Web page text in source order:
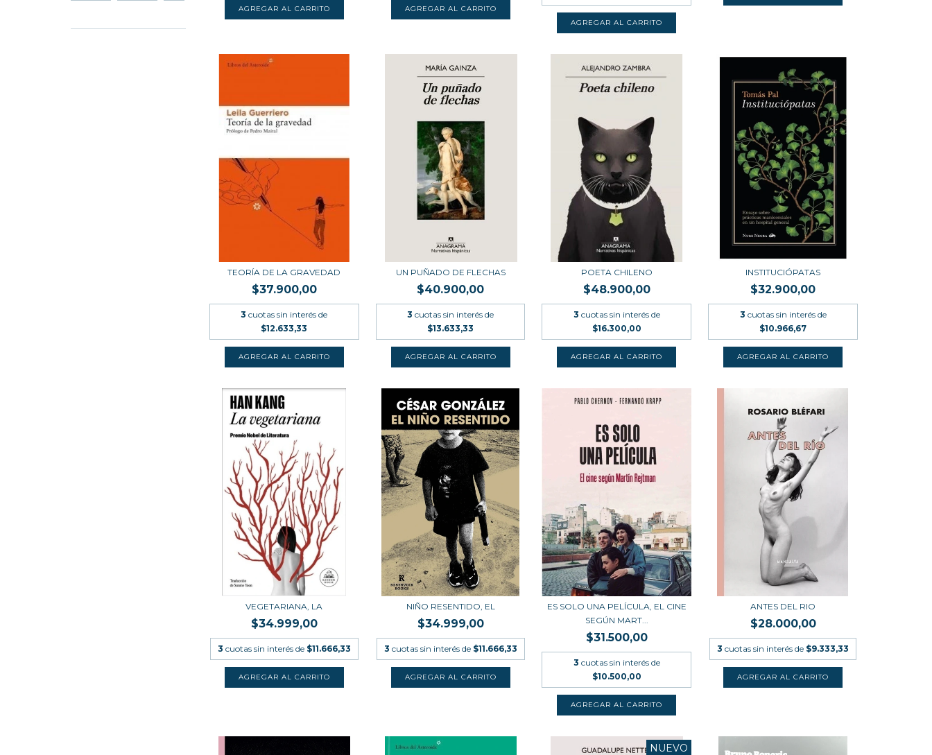
TEORÍA DE LA GRAVEDAD
$37.900,00
3 cuotas sin interés de
$12.633,33
UN PUÑADO DE FLECHAS
$40.900,00
3 cuotas sin interés de
$13.633,33
POETA CHILENO
$48.900,00
3 cuotas sin interés de
$16.300,00
INSTITUCIÓPATAS
$32.900,00
3 cuotas sin interés de
$10.966,67
VEGETARIANA, LA
$34.999,00
3 cuotas sin interés de $11.666,33
NIÑO RESENTIDO, EL
$34.999,00
3 cuotas sin interés de $11.666,33
ES SOLO UNA PELÍCULA, EL CINE
SEGÚN MART...
$31.500,00
3 cuotas sin interés de
$10.500,00
ANTES DEL RIO
$28.000,00
3 cuotas sin interés de $9.333,33
NUEVO